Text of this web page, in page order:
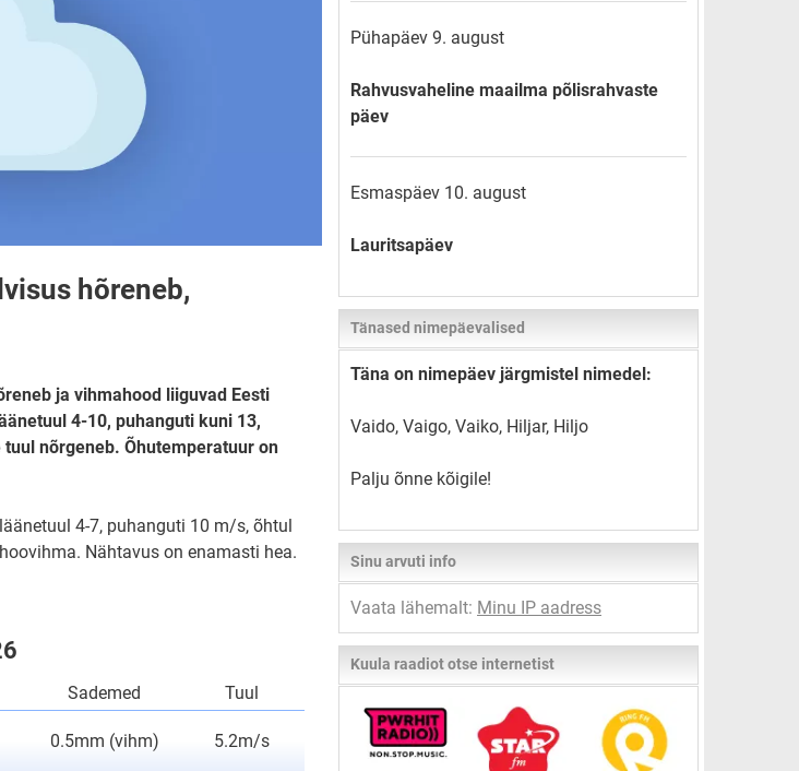
hõreneb,
ja vihmahood liiguvad Eesti
4-10, puhanguti kuni 13,
nõrgeneb. Õhutemperatuur on
4-7, puhanguti 10 m/s, õhtul
Nähtavus on enamasti hea.
Sademed Tuul
0.5mm (vihm) 5.2m/s
Pühapäev 9. august
Rahvusvaheline maailma põlisrahvaste
päev
Esmaspäev 10. august
Lauritsapäev
Tänased nimepäevalised
Täna on nimepäev järgmistel nimedel:
Vaido, Vaigo, Vaiko, Hiljar, Hiljo
Palju õnne kõigile!
Sinu arvuti info
Vaata lähemalt: Minu IP aadress
Kuula raadiot otse internetist